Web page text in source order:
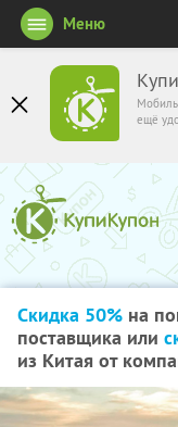
ещё
Меню
Скидка 50% на
поставщика или
из Китая от